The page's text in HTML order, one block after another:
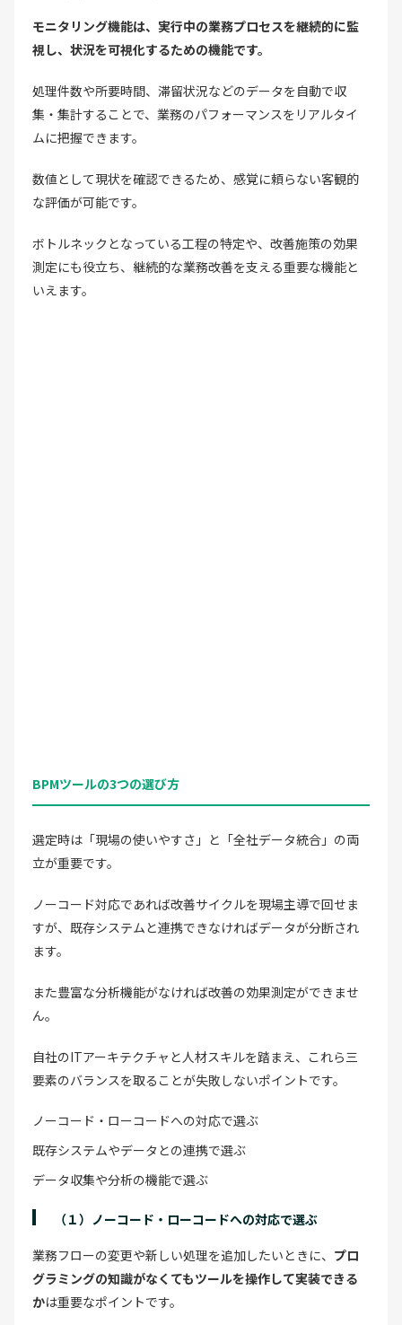
モニタリング機能は、実行中の業務プロセスを継続的に監
視し、状況を可視化するための機能です。
処理件数や所要時間、滞留状況などのデータを自動で収
集・集計することで、業務のパフォーマンスをリアルタイ
ムに把握できます。
数値として現状を確認できるため、感覚に頼らない客観的
な評価が可能です。
ボトルネックとなっている工程の特定や、改善施策の効果
測定にも役立ち、継続的な業務改善を支える重要な機能と
いえます。
BPMツールの3つの選び方
選定時は「現場の使いやすさ」と「全社データ統合」の両
立が重要です。
ノーコード対応であれば改善サイクルを現場主導で回せま
すが、既存システムと連携できなければデータが分断され
ます。
また豊富な分析機能がなければ改善の効果測定ができませ
ん。
自社のITアーキテクチャと人材スキルを踏まえ、これら三
要素のバランスを取ることが失敗しないポイントです。
ノーコード・ローコードへの対応で選ぶ
既存システムやデータとの連携で選ぶ
データ収集や分析の機能で選ぶ
（１）ノーコード・ローコードへの対応で選ぶ
業務フローの変更や新しい処理を追加したいときに、 プロ
グラミングの知識がなくてもツールを操作して実装できる
かは重要なポイントです。